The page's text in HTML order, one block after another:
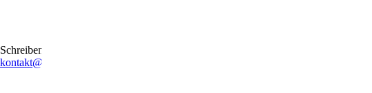
Schreiben Sie uns gerne eine E-Mail
kontakt@stb-becker-zeiler.de